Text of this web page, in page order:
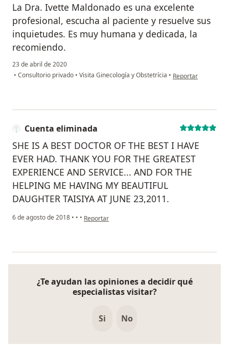
La Dra. Ivette Maldonado es una excelente
profesional, escucha al paciente y resuelve sus
inquietudes. Es muy humana y dedicada, la
recomiendo.
23 de abril de 2020
• Consultorio privado • Visita Ginecología y Obstetrícia • en opinión del
Reportar
Cuenta eliminada
SHE IS A BEST DOCTOR OF THE BEST I HAVE
EVER HAD. THANK YOU FOR THE GREATEST
EXPERIENCE AND SERVICE... AND FOR THE
HELPING ME HAVING MY BEAUTIFUL
DAUGHTER TAISIYA AT JUNE 23,2011.
6 de agosto de 2018 • • • en opinión del usuario Cuenta eliminada
Reportar
¿Te ayudan las opiniones a decidir qué
especialistas visitar?
Si No